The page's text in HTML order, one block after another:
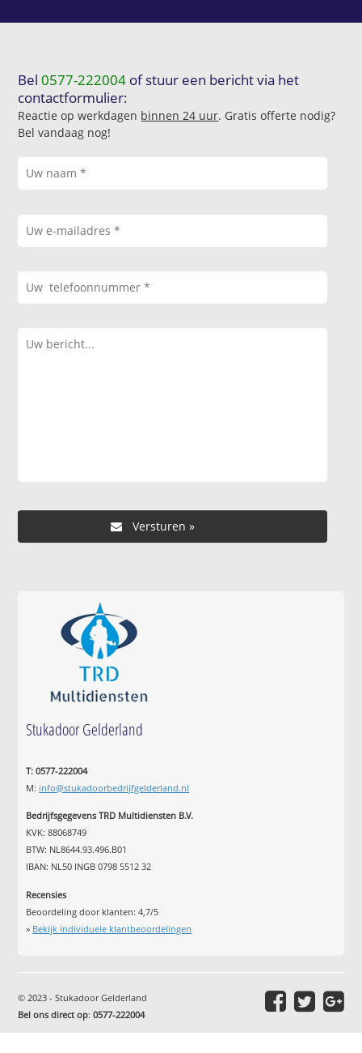
Bel0577-222004 of stuur een bericht via het
contactformulier:
Reactie op werkdagen binnen 24 uur. Gratis offerte nodig?
Bel vandaag nog!
Stukadoor Gelderland
T: 0577-222004
M: info@stukadoorbedrijfgelderland.nl
Bedrijfsgegevens TRD Multidiensten B.V.
KVK: 88068749
BTW: NL8644.93.496.B01
IBAN: NL50 INGB 0798 5512 32
Recensies
Beoordeling door klanten:4,7/5
» Bekijk individuele klantbeoordelingen
© 2023 - Stukadoor Gelderland
Bel ons direct op:0577-222004